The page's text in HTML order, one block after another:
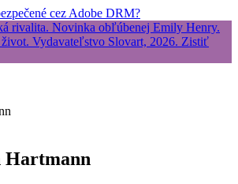
cez Adobe DRM?
Hartmann